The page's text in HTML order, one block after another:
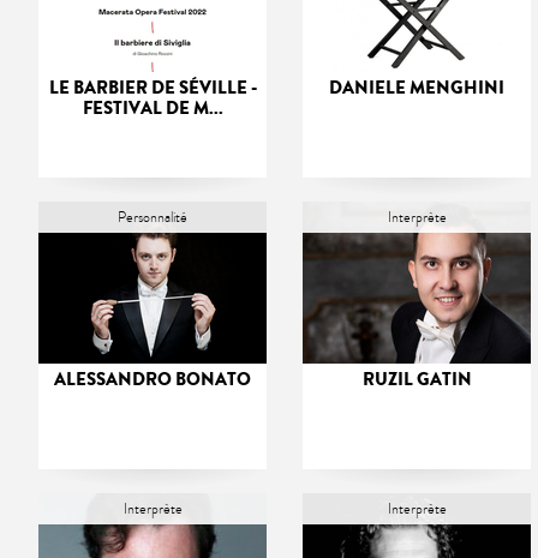
LE BARBIER DE SÉVILLE -
FESTIVAL DE M...
DANIELE MENGHINI
Personnalité
ALESSANDRO BONATO
Interprète
RUZIL GATIN
Interprète Interprète